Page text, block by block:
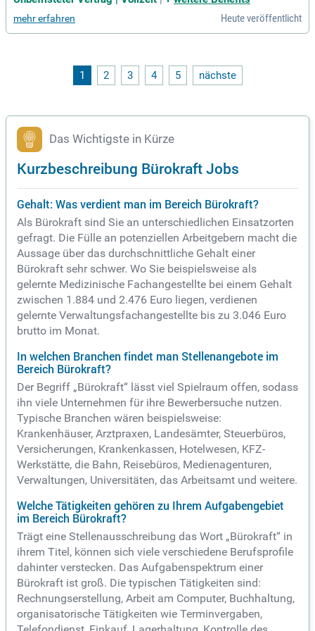
Anstellung. Sie bringen Teamgeist, Fachkompetenz und Kre
ativität mit, um Menschen nach einer Hirnverletzung zu unte
rstützen. Empathie, Engagement und Lösungsorientierung si
in Gehalt analog TVöD Bund, 30 Tage Urlaub, sowie Fort- un
d Weiterbildungsangebote. Haben wir Ihr Interesse geweck
mehr erfahren Heute veröffentlicht
1 2 3 4 5 nächste
Das Wichtigste in Kürze
Kurzbeschreibung Bürokraft Jobs
Gehalt: Was verdient man im Bereich Bürokraft?
Als Bürokraft sind Sie an unterschiedlichen Einsatzorten
gefragt. Die Fülle an potenziellen Arbeitgebern macht die
Aussage über das durchschnittliche Gehalt einer
Bürokraft sehr schwer. Wo Sie beispielsweise als
gelernte Medizinische Fachangestellte bei einem Gehalt
zwischen 1.884 und 2.476 Euro liegen, verdienen
gelernte Verwaltungsfachangestellte bis zu 3.046 Euro
brutto im Monat.
In welchen Branchen findet man Stellenangebote im
Bereich Bürokraft?
Der Begriff „Bürokraft“ lässt viel Spielraum offen, sodass
ihn viele Unternehmen für ihre Bewerbersuche nutzen.
Typische Branchen wären beispielsweise:
Krankenhäuser, Arztpraxen, Landesämter, Steuerbüros,
Versicherungen, Krankenkassen, Hotelwesen, KFZ-
Werkstätte, die Bahn, Reisebüros, Medienagenturen,
Verwaltungen, Universitäten, das Arbeitsamt und weitere.
Welche Tätigkeiten gehören zu Ihrem Aufgabengebiet
im Bereich Bürokraft?
Trägt eine Stellenausschreibung das Wort „Bürokraft“ in
ihrem Titel, können sich viele verschiedene Berufsprofile
dahinter verstecken. Das Aufgabenspektrum einer
Bürokraft ist groß. Die typischen Tätigkeiten sind:
Rechnungserstellung, Arbeit am Computer, Buchhaltung,
organisatorische Tätigkeiten wie Terminvergaben,